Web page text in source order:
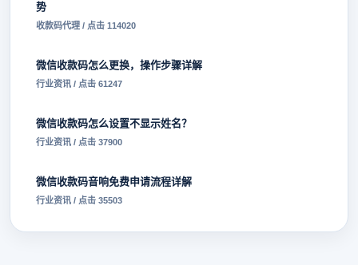
势
收款码代理 / 点击 114020
微信收款码怎么更换，操作步骤详解
行业资讯 / 点击 61247
微信收款码怎么设置不显示姓名？
行业资讯 / 点击 37900
微信收款码音响免费申请流程详解
行业资讯 / 点击 35503